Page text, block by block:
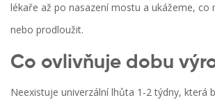
lékaře až po nasazení mostu a ukážeme, co
nebo prodloužit.
Co ovlivňuje dobu
Neexistuje univerzální lhůta 1‑2 týdny, která